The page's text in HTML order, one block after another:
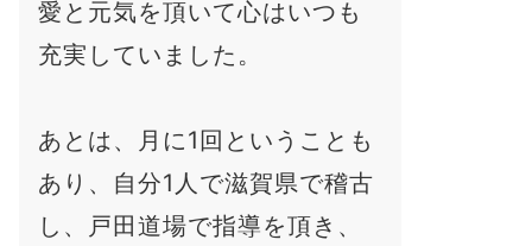
愛と元気を頂いて心はいつも
充実していました。
あとは、月に1回ということも
あり、自分1人で滋賀県で稽古
し、戸田道場で指導を頂き、